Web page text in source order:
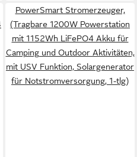
PowerSmart Stromerzeuger,
(Tragbare 1200W Powerstation
mit 1152Wh LiFePO4 Akku für
Camping und Outdoor Aktivitäten,
mit USV Funktion, Solargenerator
für Notstromversorgung, 1-tlg)